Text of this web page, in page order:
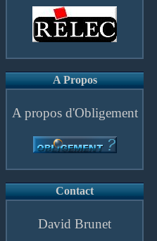
A Propos
A propos d'Obligement
Contact
David Brunet